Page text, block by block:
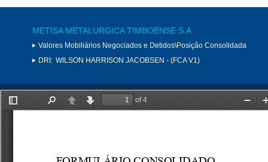
METISA METALURGICA TIMBOENSE S.A.
Valores Mobiliários Negociados e Detidos\Posição Consolidada
DRI: WILSON HARRISON JACOBSEN - (FCA V1)